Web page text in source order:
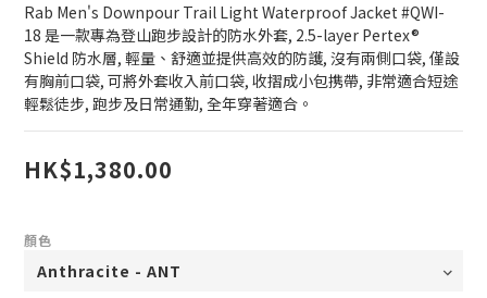
Rab Men's Downpour Trail Light Waterproof Jacket #QWI-
18 是一款專為登山跑步設計的防水外套, 2.5-layer Pertex®
Shield 防水層, 輕量、舒適並提供高效的防護, 沒有兩側口袋, 僅設
有胸前口袋, 可將外套收入前口袋, 收摺成小包携帶, 非常適合短途
輕鬆徒步, 跑步及日常通勤, 全年穿著適合。
HK$1,380.00
顏色